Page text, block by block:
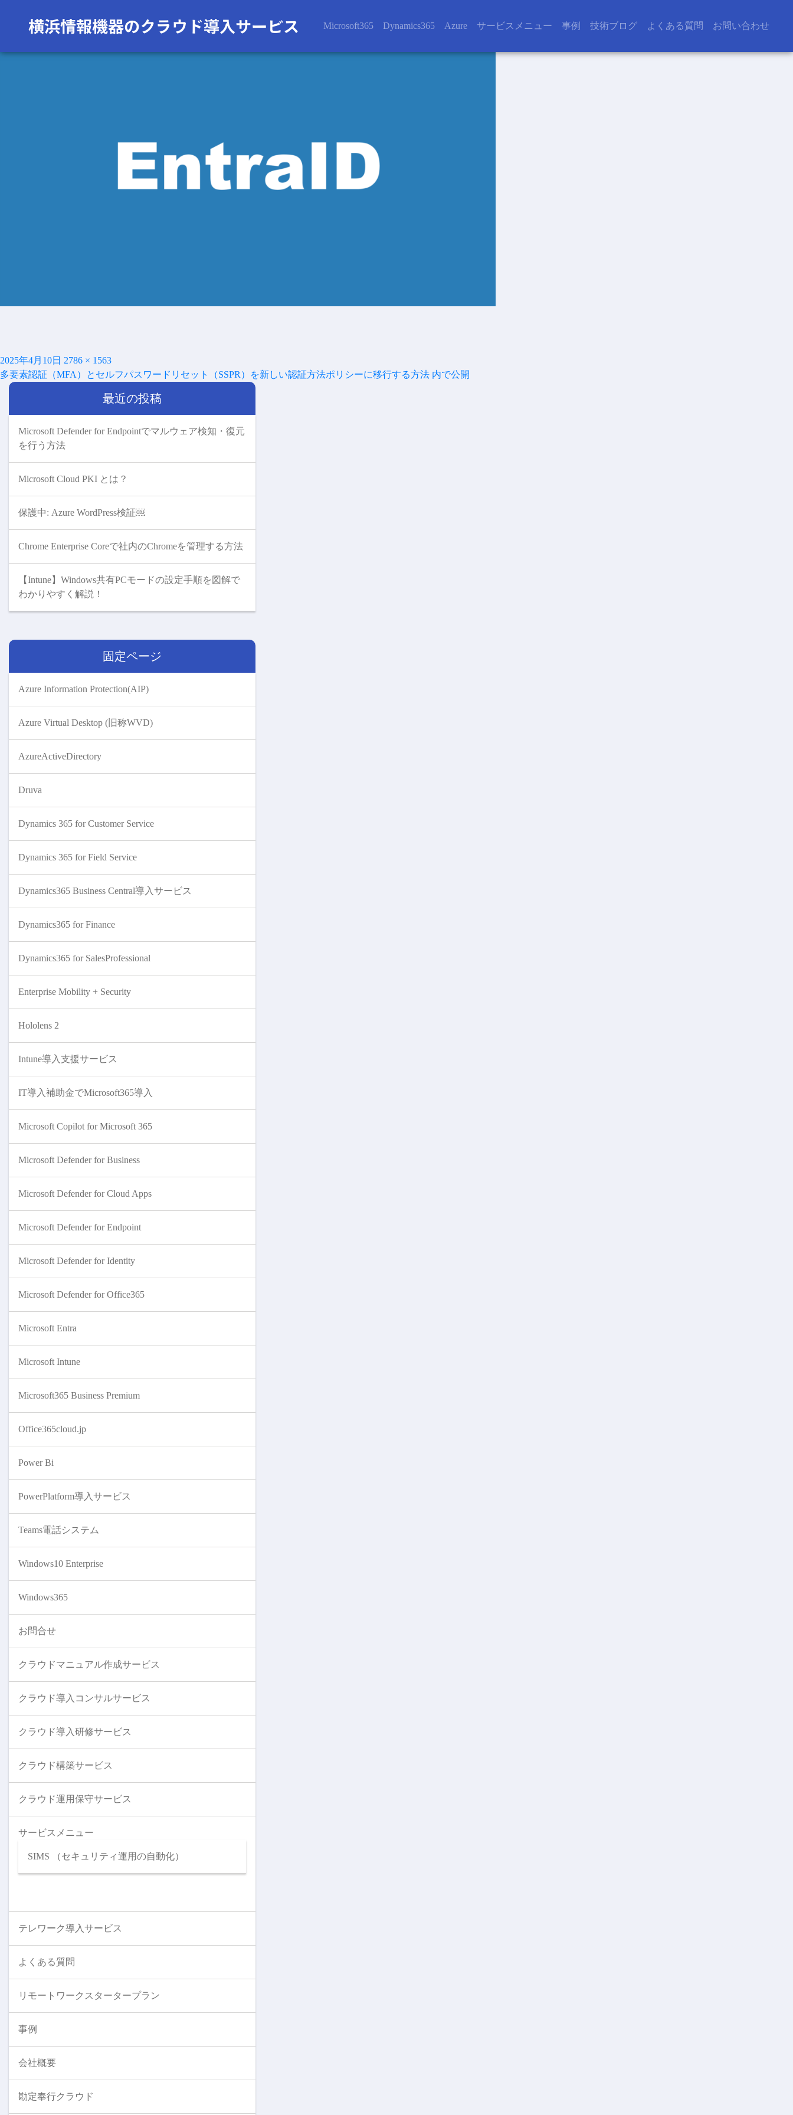
Microsoft365 Dynamics365 Azure サービスメニュー 事例 技術ブログ よくある質問 お問い合わせ
次の画像
投
稿
日:
2025年4月10日 フ
ル
ズ
2786 × 1563
投
多要素認証（MFA）とセルフパスワードリセット（SSPR）を新しい認証方法ポリシーに移行する方法 内で公開
最近の投稿
Microsoft Defender for Endpointでマルウェア検知・復元
を行う方法
Microsoft Cloud PKI とは？
保護中: Azure WordPress検証￼
Chrome Enterprise Coreで社内のChromeを管理する方法
【Intune】Windows共有PCモードの設定手順を図解で
わかりやすく解説！
固定ページ
Azure Information Protection(AIP)
Azure Virtual Desktop (旧称WVD)
AzureActiveDirectory
Druva
Dynamics 365 for Customer Service
Dynamics 365 for Field Service
Dynamics365 Business Central導入サービス
Dynamics365 for Finance
Dynamics365 for SalesProfessional
Enterprise Mobility + Security
Hololens 2
Intune導入支援サービス
IT導入補助金でMicrosoft365導入
Microsoft Copilot for Microsoft 365
Microsoft Defender for Business
Microsoft Defender for Cloud Apps
Microsoft Defender for Endpoint
Microsoft Defender for Identity
Microsoft Defender for Office365
Microsoft Entra
Microsoft Intune
Microsoft365 Business Premium
Office365cloud.jp
Power Bi
PowerPlatform導入サービス
Teams電話システム
Windows10 Enterprise
Windows365
お問合せ
クラウドマニュアル作成サービス
クラウド導入コンサルサービス
クラウド導入研修サービス
クラウド構築サービス
クラウド運用保守サービス
サービスメニュー
SIMS （セキュリティ運用の自動化）
テレワーク導入サービス
よくある質問
リモートワークスタータープラン
事例
会社概要
勘定奉行クラウド